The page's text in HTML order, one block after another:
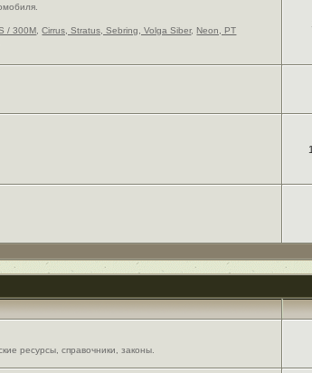
/ 300M ,Cirrus, Stratus, Sebring, Volga Siber, Neon, PT
ресурсы, справочники, законы.